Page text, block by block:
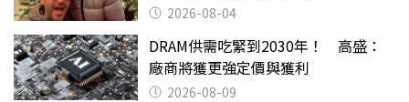
2026-08-04
DRAM供需吃緊到2030年！ 高盛：
廠商將獲更強定價與獲利
2026-08-09